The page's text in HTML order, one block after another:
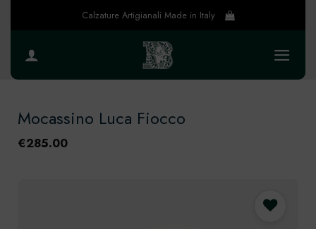
Calzature Artigianali Made in Italy
Mocassino Luca Fiocco
€285.00